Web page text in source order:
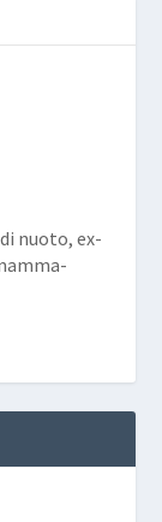
nuoto, ex-